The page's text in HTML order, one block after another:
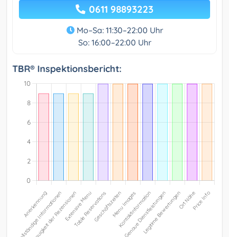
0611 98893223
Mo–Sa: 11:30–22:00 Uhr
So: 16:00–22:00 Uhr
TBR® Inspektionsbericht: